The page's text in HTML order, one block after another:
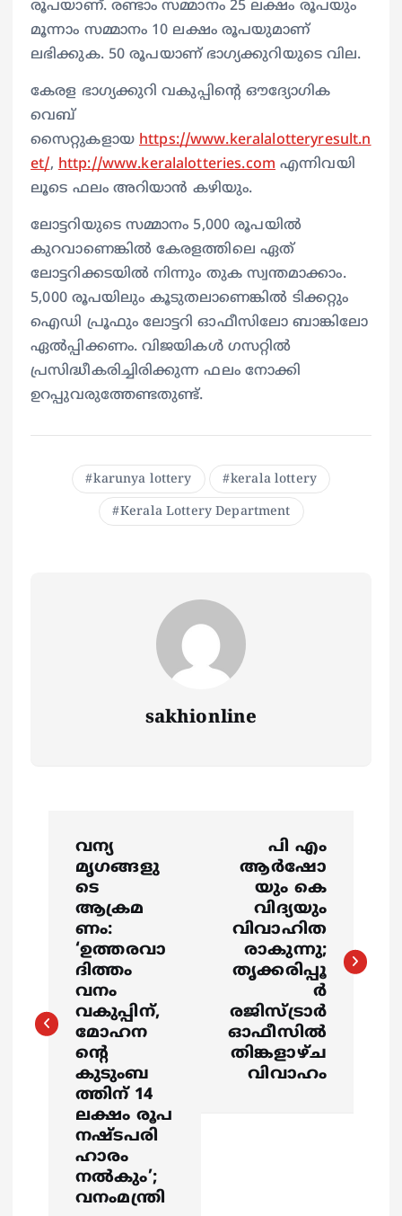
രൂപയാണ്. രണ്ടാം സമ്മാനം 25 ലക്ഷം രൂപയും
മൂന്നാം സമ്മാനം 10 ലക്ഷം രൂപയുമാണ്
ലഭിക്കുക. 50 രൂപയാണ് ഭാഗ്യക്കുറിയുടെ വില.
കേരള ഭാഗ്യക്കുറി വകുപ്പിന്റെ ഔദ്യോഗിക
വെബ്
സൈറ്റുകളായ https://www.keralalotteryresult.n
et/,http://www.keralalotteries.com എന്നിവയി
ലൂടെ ഫലം അറിയാൻ കഴിയും.
ലോട്ടറിയുടെ സമ്മാനം 5,000 രൂപയിൽ
കുറവാണെങ്കിൽ കേരളത്തിലെ ഏത്
ലോട്ടറിക്കടയിൽ നിന്നും തുക സ്വന്തമാക്കാം.
5,000 രൂപയിലും കൂടുതലാണെങ്കിൽ ടിക്കറ്റും
ഐഡി പ്രൂഫും ലോട്ടറി ഓഫീസിലോ ബാങ്കിലോ
ഏൽപ്പിക്കണം. വിജയികൾ ഗസറ്റിൽ
പ്രസിദ്ധീകരിച്ചിരിക്കുന്ന ഫലം നോക്കി
ഉറപ്പുവരുത്തേണ്ടതുണ്ട്.
karunya lottery kerala lottery
Kerala Lottery Department
sakhionline
n
വന്യ
മൃഗങ്ങളു
ടെ
ആക്രമ
ണം:
‘ഉത്തരവാ
ദിത്തം
വനം
വകുപ്പിന്,
മോഹന
ന്റെ
കുടുംബ
ത്തിന് 14
ലക്ഷം രൂപ
നഷ്ടപരി
ഹാരം
നൽകും’;
വനംമന്ത്രി
പി എം
ആര്‍ഷോ
യും കെ
വിദ്യയും
വിവാഹിത
രാകുന്നു;
തൃക്കരിപ്പൂ
ര്‍
രജിസ്ട്രാര്‍
ഓഫീസില്‍
തിങ്കളാഴ്ച
വിവാഹം